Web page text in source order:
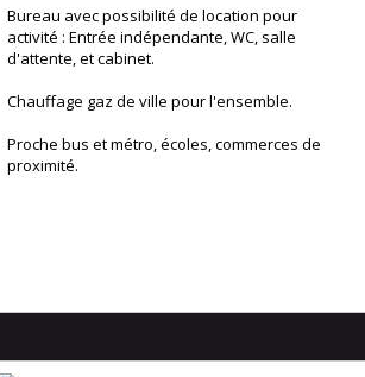
Bureau avec possibilité de location pour
activité : Entrée indépendante, WC, salle
d'attente, et cabinet.
Chauffage gaz de ville pour l'ensemble.
Proche bus et métro, écoles, commerces de
proximité.